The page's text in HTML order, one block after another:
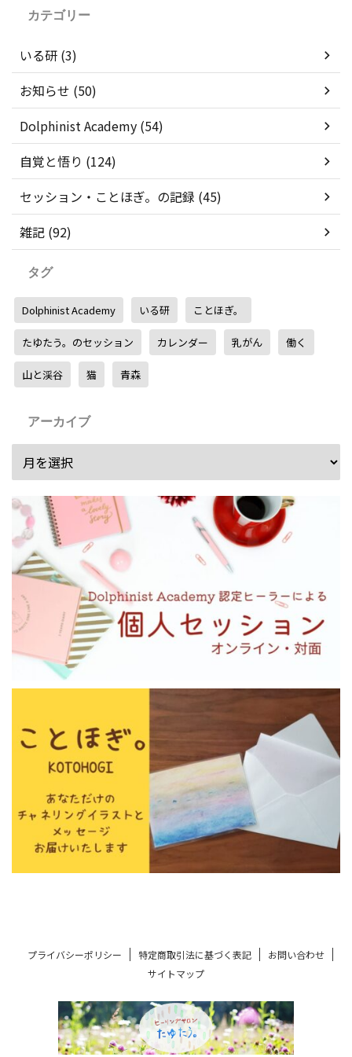
カテゴリー
いる研 (3)
お知らせ (50)
Dolphinist Academy (54)
自覚と悟り (124)
セッション・ことほぎ。の記録 (45)
雑記 (92)
タグ
Dolphinist Academy いる研 ことほぎ。
たゆたう。のセッション カレンダー 乳がん 働く
山と渓谷 猫 青森
アーカイブ
プライバシーポリシー 特定商取引法に基づく表記
お問い合わせ
サイトマップ